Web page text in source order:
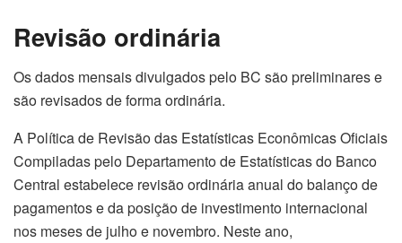
Revisão ordinária
Os dados mensais divulgados pelo BC são preliminares e
são revisados de forma ordinária.
A Política de Revisão das Estatísticas Econômicas Oficiais
Compiladas pelo Departamento de Estatísticas do Banco
Central estabelece revisão ordinária anual do balanço de
pagamentos e da posição de investimento internacional
nos meses de julho e novembro. Neste ano,